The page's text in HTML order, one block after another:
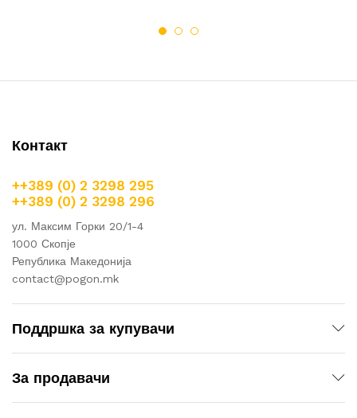
Контакт
++389 (0) 2 3298 295
++389 (0) 2 3298 296
ул. Максим Горки 20/1-4
1000 Скопје
Република Македонија
contact@pogon.mk
Поддршка за купувачи
За продавачи